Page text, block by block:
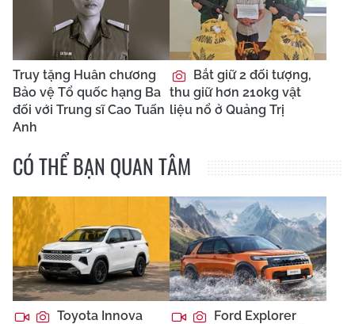
Truy tặng Huân chương
Bảo vệ Tổ quốc hạng Ba
đối với Trung sĩ Cao Tuấn
Anh
Bắt giữ 2 đối tượng,
thu giữ hơn 210kg vật
liệu nổ ở Quảng Trị
CÓ THỂ BẠN QUAN TÂM
Toyota Innova
Ford Explorer